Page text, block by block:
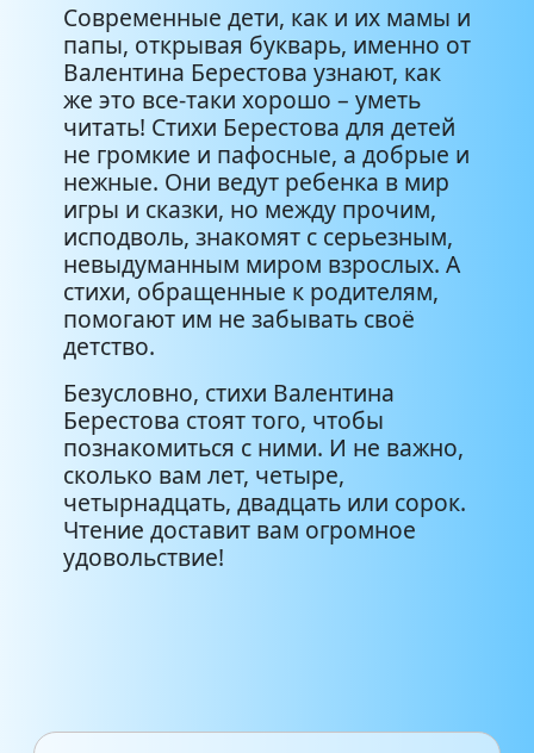
Современные дети, как и их мамы и
папы, открывая букварь, именно от
Валентина Берестова узнают, как
же это все-таки хорошо – уметь
читать! Стихи Берестова для детей
не громкие и пафосные, а добрые и
нежные. Они ведут ребенка в мир
игры и сказки, но между прочим,
исподволь, знакомят с серьезным,
невыдуманным миром взрослых. А
стихи, обращенные к родителям,
помогают им не забывать своё
детство.
Безусловно, стихи Валентина
Берестова стоят того, чтобы
познакомиться с ними. И не важно,
сколько вам лет, четыре,
четырнадцать, двадцать или сорок.
Чтение доставит вам огромное
удовольствие!